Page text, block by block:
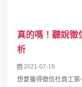
真的嗎！聽說徵
析
2021-07-19
想要獲得徵信社員工